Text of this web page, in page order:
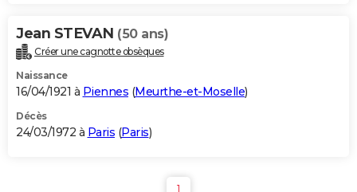
Jean STEVAN (50 ans)
Créer une cagnotte obsèques
Naissance
16/04/1921 à Piennes (Meurthe-et-Moselle)
Décès
24/03/1972 à Paris (Paris)
1